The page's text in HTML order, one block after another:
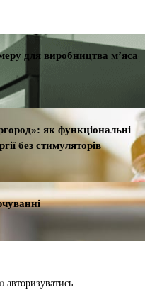
для виробництва м’яса
як функціональні
без стимуляторів
авторизуватись.